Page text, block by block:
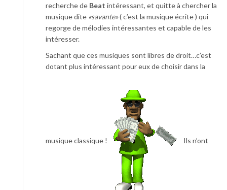
recherche de Beat intéressant, et quitte à chercher la
musique dite «savante»( c’est la musique écrite ) qui
regorge de mélodies intéressantes et capable de les
intéresser.
Sachant que ces musiques sont libres de droit…c’est
dotant plus intéressant pour eux de choisir dans la
musique classique ! Ils n’ont